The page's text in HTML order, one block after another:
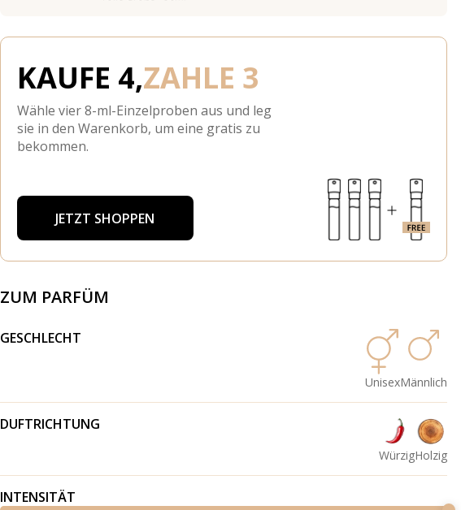
KAUFE 4,ZAHLE 3
Wähle vier 8-ml-Einzelproben aus und leg
sie in den Warenkorb, um eine gratis zu
bekommen.
JETZT SHOPPEN
ZUM PARFÜM
GESCHLECHT
UnisexMännlich
DUFTRICHTUNG
WürzigHolzig
INTENSITÄT